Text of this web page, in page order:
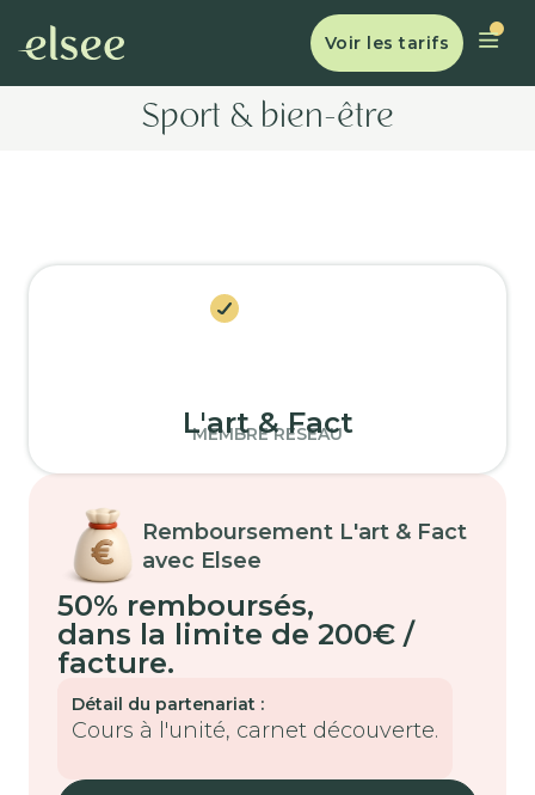
Voir les tarifs
Sport & bien-être
L'art & Fact
MEMBRE RÉSEAU
Remboursement L'art & Fact
avec Elsee
50% remboursés,
dans la limite de 200€ /
facture.
Détail du partenariat :
Cours à l'unité, carnet découverte.